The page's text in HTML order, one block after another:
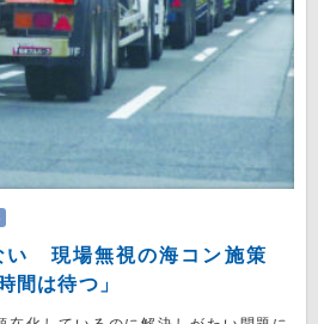
い 現場無視の海コン施策
間は待つ」